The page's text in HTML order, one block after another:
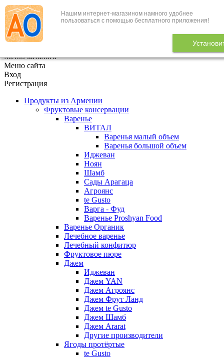
Нашим интернет-магазином намного удобнее
пользоваться с помощью бесплатного приложения!
+7 (495) 646-888-1
В корзине 0
Меню каталога
Меню сайта
Вход
Регистрация
Продукты из Армении
Фруктовые консервации
Варенье
ВИТАЛ
Варенья малый объем
Варенья большой объем
Иджеван
Ноян
Шамб
Сады Арагаца
Агроянс
te Gusto
Варга - Фуд
Варенье Proshyan Food
Варенье Органик
Лечебное варенье
Лечебный конфитюр
Фруктовое пюре
Джем
Иджеван
Джем YAN
Джем Агроянс
Джем Фрут Ланд
Джем te Gusto
Джем Шамб
Джем Ararat
Другие производители
Ягоды протёртые
te Gusto